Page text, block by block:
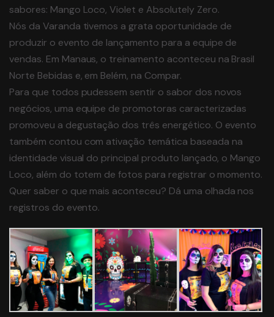
sabores: Mango Loco, Violet e Absolutely Zero.
Nós da Varanda tivemos a grata oportunidade de
produzir o evento de lançamento para a equipe de
vendas. Em Manaus, o treinamento aconteceu na Brasil
Norte Bebidas e, em Belém, na Compar.
Para que todos pudessem sentir o sabor dos novos
negócios, uma equipe de promotoras caracterizadas
promoveu a degustação dos três energético. O evento
também contou com ativação temática baseada na
identidade visual do principal produto lançado, o Mango
Loco, além do totem de fotos para registrar o momento.
Quer saber o que mais aconteceu? Dá uma olhada nos
registros do evento.